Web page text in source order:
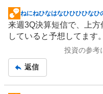
掲
示
板
ねにねひなはなひひひひなひ
来週3Q決算短信で、上
していると予想してます。
投資の参考
返信